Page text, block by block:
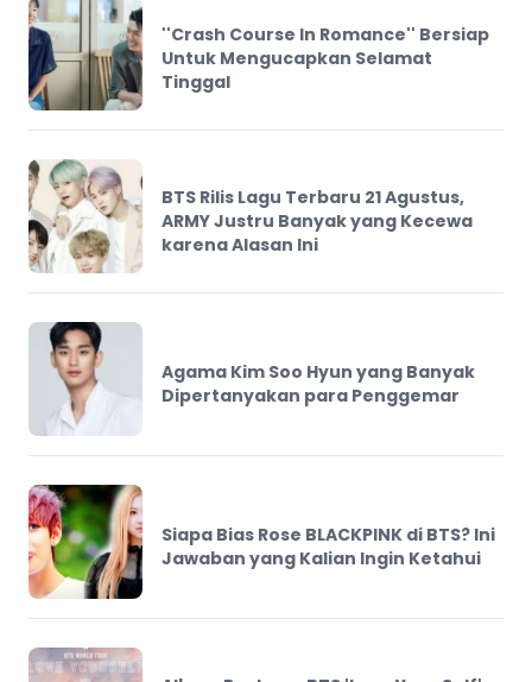
''Crash Course In Romance'' Bersiap
Untuk Mengucapkan Selamat
Tinggal
BTS Rilis Lagu Terbaru 21 Agustus,
ARMY Justru Banyak yang Kecewa
karena Alasan Ini
Agama Kim Soo Hyun yang Banyak
Dipertanyakan para Penggemar
Siapa Bias Rose BLACKPINK di BTS? Ini
Jawaban yang Kalian Ingin Ketahui